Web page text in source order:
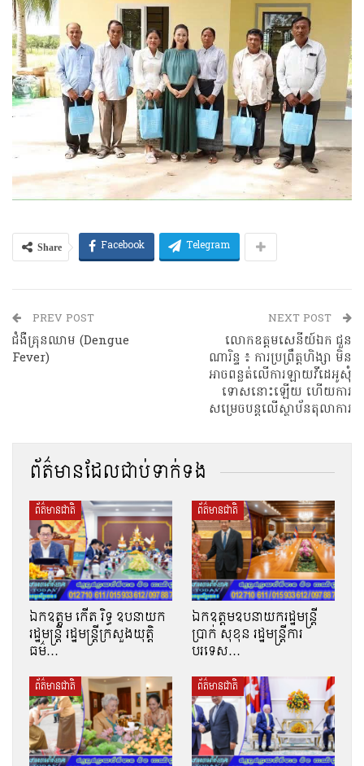
Share Facebook Telegram
PREV POST
ជំងឺគ្រុនឈាម (Dengue
Fever)
NEXT POST
លោកឧត្តមសេនីយ៍ឯក ជួន
ណារិន្ទ ៖ ការប្រព្រឹត្តហិង្សា មិន
អាចពន្លត់លើការឡាយវីដេអូសុំ
ទោសនោះឡើយ ហើយការ
សម្រេចបន្តលើស្ថាប័នតុលាការ
ព័ត៌មានដែលជាប់ទាក់ទង
ព័ត៌មានជាតិ
ឯកឧត្តម កើត រិទ្ធ ឧបនាយក
រដ្ឋមន្ត្រី រដ្ឋមន្ត្រីក្រសួងយុត្តិ
ធម៌…
ព័ត៌មានជាតិ
ឯកឧត្តមឧបនាយករដ្ឋមន្រ្តី
ប្រាក់ សុខុន រដ្ឋមន្រ្តីការ
បរទេស…
ព័ត៌មានជាតិ ព័ត៌មានជាតិ